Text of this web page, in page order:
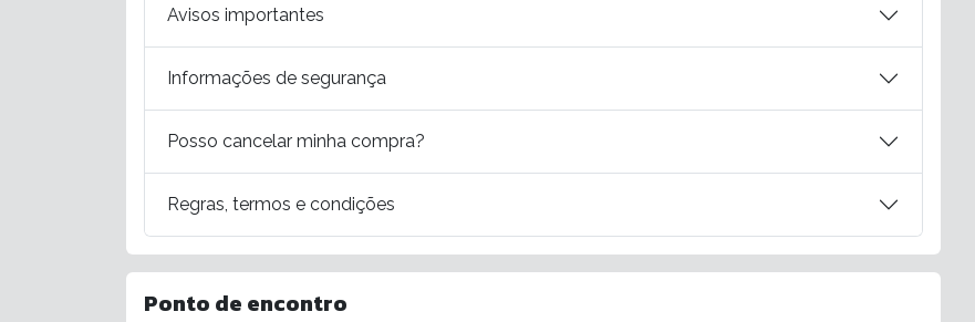
Avisos importantes
Informações de segurança
Posso cancelar minha compra?
Regras, termos e condições
Ponto de encontro